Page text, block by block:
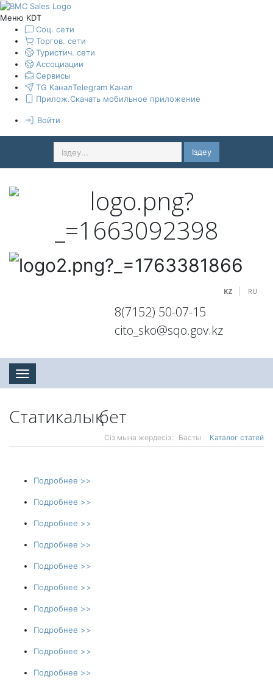
Меню KDT
Соц. сети
Торгов. сети
Туристич. сети
Ассоциации
Сервисы
TG КаналTelegram Канал
Прилож.Скачать мобильное приложение
Войти
Іздеу
KZ RU
8(7152) 50-07-15
cito_sko@sqo.gov.kz
Toggle navigation
Статикалық бет
Сіз мына жердесіз: Басты Каталог статей
Подробнее >>
Подробнее >>
Подробнее >>
Подробнее >>
Подробнее >>
Подробнее >>
Подробнее >>
Подробнее >>
Подробнее >>
Подробнее >>